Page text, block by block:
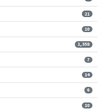
21
10
1,358
7
14
6
10